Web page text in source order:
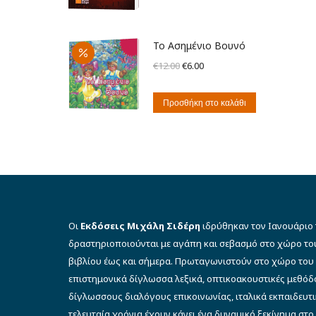
Το Ασημένιο Βουνό
€12.00Original
was:
€6.00Η
τιμή
Προσθήκη στο καλάθι
Οι Εκδόσεις Μιχάλη Σιδέρη ιδρύθηκαν τον Ιανουάριο
δραστηριοποιούνται με αγάπη και σεβασμό στο χώρο
βιβλίου έως και σήμερα. Πρωταγωνιστούν στο χώρο του
επιστημονικά δίγλωσσα λεξικά, οπτικοακουστικές
δίγλωσσους διαλόγους επικοινωνίας, ιταλικά